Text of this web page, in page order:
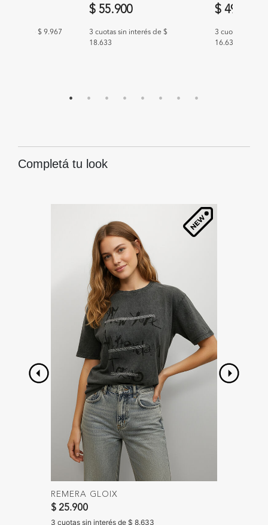
interés de $ 9.967
$ 55.900
3 cuotas sin interés de $
18.633
$ 49.900
3 cuotas sin
16.633
Completá tu look
REMERA GLOIX
$ 25.900
3 cuotas sin interés de $ 8.633